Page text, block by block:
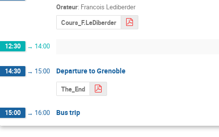
Orateur: Francois Lediberder
Cours_F.LeDiberder
12:30 → 14:00
14:30 → 15:00 Departure to Grenoble
The_End
15:00 → 16:00 Bus trip